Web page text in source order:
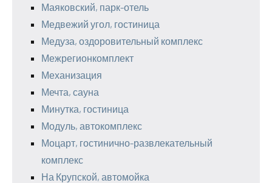
Маяковский, парк-отель
Медвежий угол, гостиница
Медуза, оздоровительный комплекс
Межрегионкомплект
Механизация
Мечта, сауна
Минутка, гостиница
Модуль, автокомплекс
Моцарт, гостинично-развлекательный
комплекс
На Крупской, автомойка